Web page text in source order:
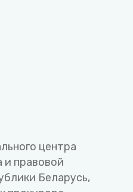
центра
и правовой
Беларусь,